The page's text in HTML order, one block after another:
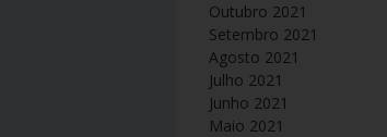
Outubro 2021
Setembro 2021
Agosto 2021
Julho 2021
Junho 2021
Maio 2021